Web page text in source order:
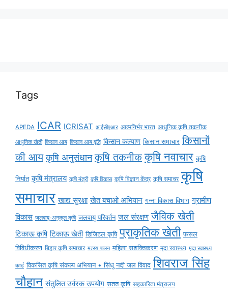
Tags
APEDA ICAR ICRISAT आईसीएआर आत्मनिर्भर भारत आधुनिक कृषि तकनीक
आधुनिक खेती किसान आय किसान आय वृद्धि किसान कल्याण किसान समाचार किसानों
की आय कृषि अनुसंधान कृषि तकनीक कृषि नवाचार कृषि
निर्यात कृषि मंत्रालय कृषि मंत्री कृषि विकास कृषि विज्ञान केंद्र कृषि समाचर कृषि
समाचार खाद्य सुरक्षा खेत बचाओ अभियान गन्ना विकास विभाग ग्रामीण
विकास जलवायु-अनुकूल कृषि जलवायु परिवर्तन जल संरक्षण जैविक खेती
टिकाऊ कृषि टिकाऊ खेती डिजिटल कृषि प्राकृतिक खेती फसल
विविधीकरण बिहार कृषि समाचार मत्स्य पालन महिला सशक्तिकरण मृदा स्वास्थ्य मृदा स्वास्थ्य
कार्ड विकसित कृषि संकल्प अभियान • सिंधु नदी जल विवाद शिवराज सिंह
चौहान संतुलित उर्वरक उपयोग सतत कृषि सहकारिता मंत्रालय